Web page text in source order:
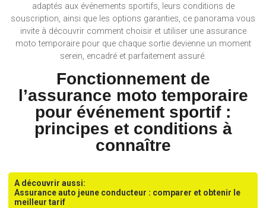
adaptés aux événements sportifs, leurs conditions de
souscription, ainsi que les options garanties, ce panorama vous
invite à découvrir comment choisir et utiliser une assurance
moto temporaire pour que chaque sortie devienne un moment
serein, encadré et parfaitement assuré.
Fonctionnement de
l’assurance moto temporaire
pour événement sportif :
principes et conditions à
connaître
A découvrir aussi:
Assurance auto jeune conducteur : comparer et obtenir le
meilleur tarif